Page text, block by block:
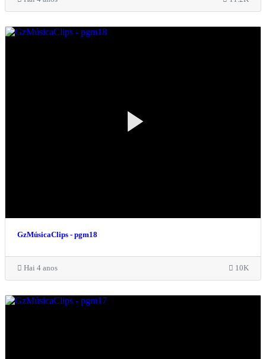
GzMúsicaClips - pgm18
Hai 4 anos 10K